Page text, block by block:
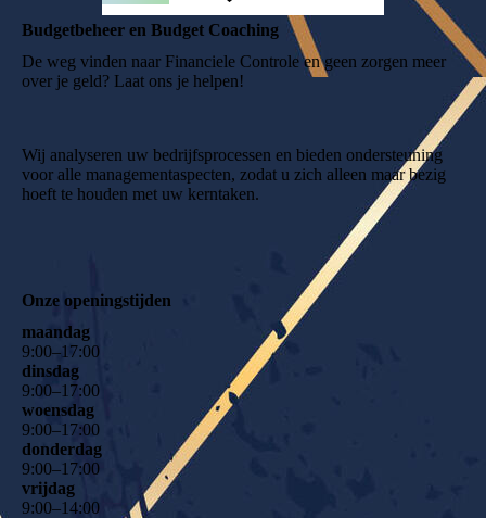
Budgetbeheer en Budget Coaching
De weg vinden naar Financiele Controle en geen zorgen meer
over je geld? Laat ons je helpen!
Wij analyseren uw bedrijfsprocessen en bieden ondersteuning
voor alle managementaspecten, zodat u zich alleen maar bezig
hoeft te houden met uw kerntaken.
Onze openingstijden
maandag
9:00–17:00
dinsdag
9:00–17:00
woensdag
9:00–17:00
donderdag
9:00–17:00
vrijdag
9:00–14:00